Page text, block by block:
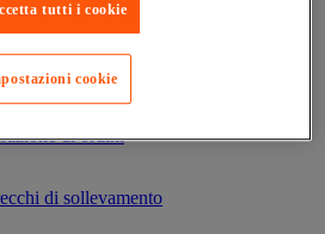
fissa e rimovibile
su ruote
e voluminosi
di ordini
di sollevamento
tutti i cookie
cookie